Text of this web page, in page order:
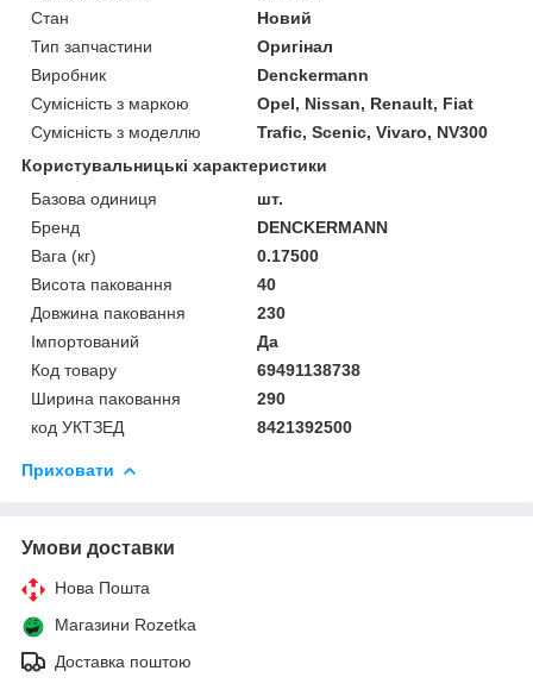
Стан
Новий
Тип запчастини
Оригінал
Виробник
Denckermann
Сумісність з маркою
Opel, Nissan, Renault, Fiat
Сумісність з моделлю
Trafic, Scenic, Vivaro, NV300
Користувальницькі характеристики
Базова одиниця
шт.
Бренд
DENCKERMANN
Вага (кг)
0.17500
Висота паковання
40
Довжина паковання
230
Імпортований
Да
Код товару
69491138738
Ширина паковання
290
код УКТЗЕД
8421392500
Приховати
Умови доставки
Нова Пошта
Магазини Rozetka
Доставка поштою